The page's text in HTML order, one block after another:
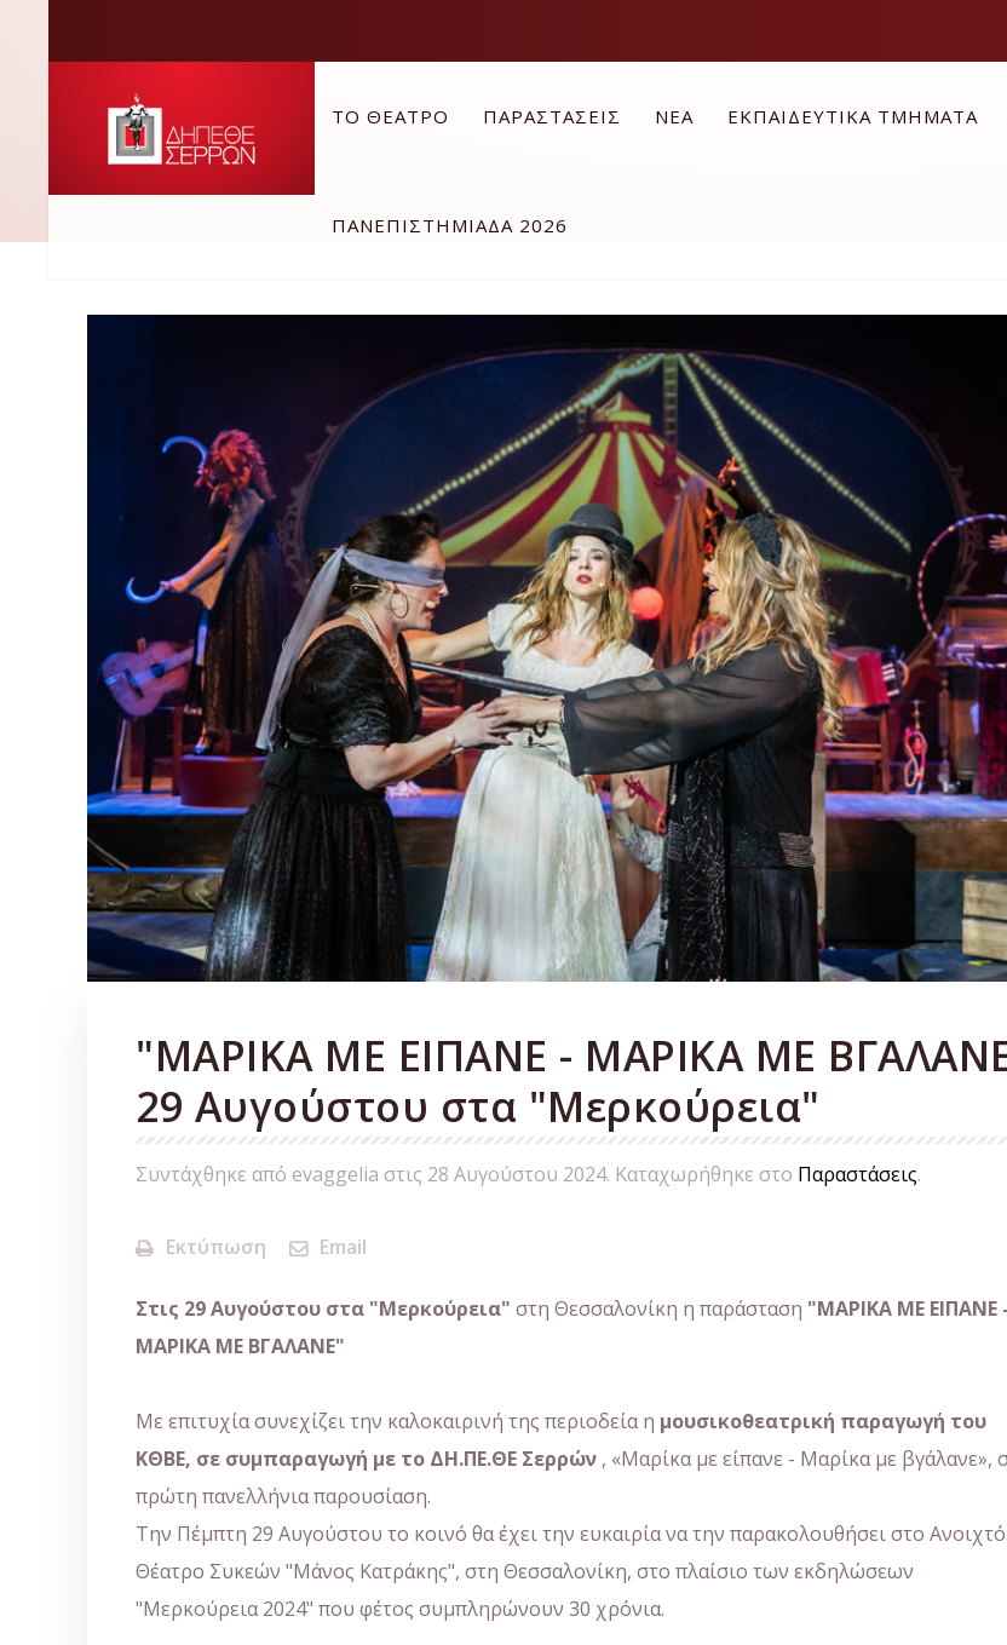
ΤΟ ΘΕΑΤΡΟ ΠΑΡΑΣΤΑΣΕΙΣ ΝΕΑ ΕΚΠΑΙΔΕΥΤΙΚΑ ΤΜΗΜΑΤΑ
ΠΑΝΕΠΙΣΤΗΜΙΑΔΑ 2026
"ΜΑΡΙΚΑ ΜΕ ΕΙΠΑΝΕ - ΜΑΡΙΚΑ ΜΕ
29 Αυγούστου στα "Μερκούρεια"
Συντάχθηκε από evaggelia στις 28 Αυγούστου 2024. Καταχωρήθηκε στο Παραστάσεις.
Εκτύπωση Email
Στις 29 Αυγούστου στα "Μερκούρεια" στη Θεσσαλονίκη η παράσταση "ΜΑΡΙΚΑ ΜΕ ΕΙΠΑΝΕ -
ΜΑΡΙΚΑ ΜΕ ΒΓΑΛΑΝΕ"
Με επιτυχία συνεχίζει την καλοκαιρινή της περιοδεία η μουσικοθεατρική παραγωγή του
ΚΘΒΕ, σε συμπαραγωγή με το ΔΗ.ΠΕ.ΘΕ Σερρών , «Μαρίκα με είπανε - Μαρίκα με βγάλανε»,
πρώτη πανελλήνια παρουσίαση.
Την Πέμπτη 29 Αυγούστου το κοινό θα έχει την ευκαιρία να την παρακολουθήσει στο Ανοιχτό
Θέατρο Συκεών "Μάνος Κατράκης", στη Θεσσαλονίκη, στο πλαίσιο των εκδηλώσεων
"Μερκούρεια 2024" που φέτος συμπληρώνουν 30 χρόνια.